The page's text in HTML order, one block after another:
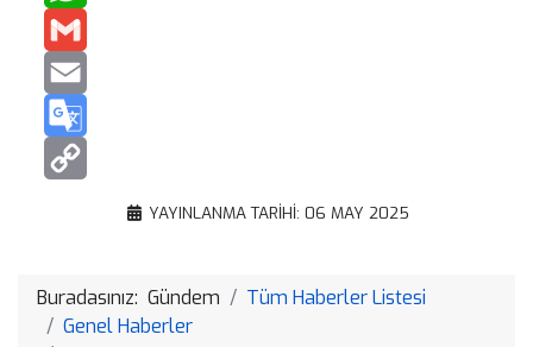
Translate
Copy
YAYINLANMA TARIHI: 06 MAY 2025
Buradasınız: Gündem
Tüm Haberler Listesi
Genel Haberler